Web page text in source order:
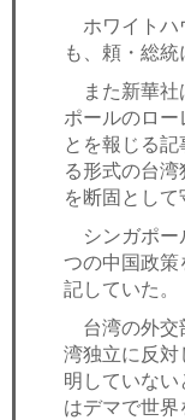
ホワイトハ
も、頼・総統
また新華社
ポールのロー
とを報じる
る形式の台
を断固として
シンガポー
つの中国政策
記していた。
台湾の外交
湾独立に反
明していな
はデマで世界